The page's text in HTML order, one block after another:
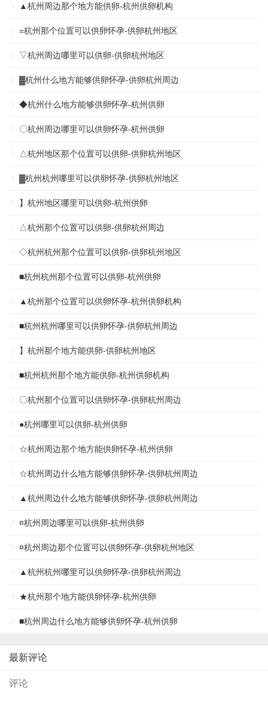
▲杭州周边那个地方能供卵-杭州供卵机构
=杭州那个位置可以供卵怀孕-供卵杭州地区
▽杭州周边哪里可以供卵-供卵杭州地区
▓杭州什么地方能够供卵怀孕-供卵杭州周边
◆杭州什么地方能够供卵怀孕-杭州供卵
〇杭州周边哪里可以供卵怀孕-杭州供卵
△杭州地区那个位置可以供卵-供卵杭州地区
▓杭州杭州哪里可以供卵怀孕-供卵杭州地区
】杭州地区哪里可以供卵-杭州供卵
△杭州那个位置可以供卵-供卵杭州周边
◇杭州杭州那个位置可以供卵-供卵杭州地区
■杭州杭州那个位置可以供卵-杭州供卵
▲杭州那个位置可以供卵怀孕-杭州供卵机构
■杭州杭州哪里可以供卵怀孕-供卵杭州周边
】杭州那个地方能供卵-供卵杭州地区
■杭州杭州那个地方能供卵-杭州供卵机构
〇杭州那个位置可以供卵怀孕-供卵杭州周边
●杭州哪里可以供卵-杭州供卵
☆杭州周边那个地方能供卵怀孕-杭州供卵
☆杭州周边什么地方能够供卵怀孕-供卵杭州周边
▲杭州周边什么地方能够供卵怀孕-供卵杭州周边
¤杭州周边哪里可以供卵-杭州供卵
¤杭州周边那个位置可以供卵怀孕-供卵杭州地区
▲杭州杭州哪里可以供卵怀孕-供卵杭州周边
★杭州那个地方能供卵怀孕-杭州供卵
■杭州周边什么地方能够供卵怀孕-杭州供卵
最新评论